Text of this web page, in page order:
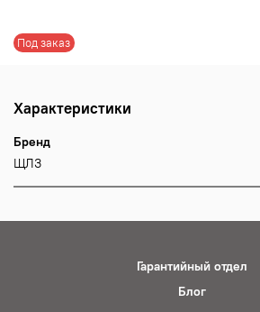
Под заказ
Характеристики
Бренд
ЩЛЗ
Гарантийный отдел
Блог